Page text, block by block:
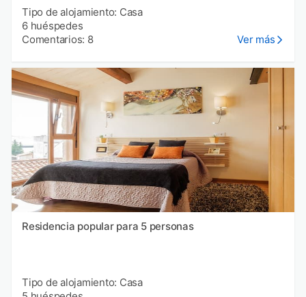
Tipo de alojamiento: Casa
6 huéspedes
Comentarios: 8
Ver más
Residencia popular para 5 personas
Tipo de alojamiento: Casa